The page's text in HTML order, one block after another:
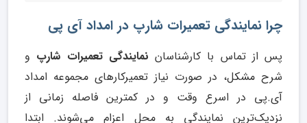
چرا نمایندگی تعمیرات شارپ در امداد آی پی
پس از تماس با کارشناسان نمایندگی تعمیرات شارپ و
شرح مشکل، در صورت نیاز تعمیرکارهای مجموعه امداد
آی.پی در اسرع وقت و در کمترین فاصله زمانی از
نزدیک‌ترین نمایندگی به محل اعزام می‌شوند. ابتدا